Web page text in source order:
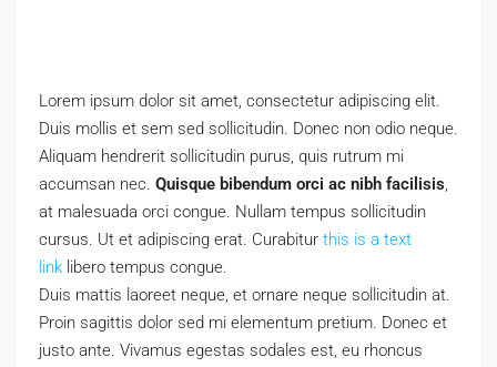
Lorem ipsum dolor sit amet, consectetur adipiscing elit.
Duis mollis et sem sed sollicitudin. Donec non odio neque.
Aliquam hendrerit sollicitudin purus, quis rutrum mi
accumsan nec. Quisque bibendum orci ac nibh facilisis,
at malesuada orci congue. Nullam tempus sollicitudin
cursus. Ut et adipiscing erat. Curabitur this is a text
link libero tempus congue.
Duis mattis laoreet neque, et ornare neque sollicitudin at.
Proin sagittis dolor sed mi elementum pretium. Donec et
justo ante. Vivamus egestas sodales est, eu rhoncus